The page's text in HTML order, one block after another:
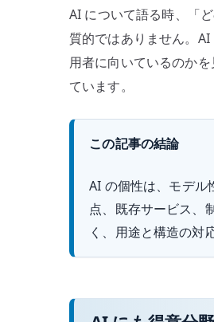
AI について語る時、「
質的ではありません。
用者に向いているのか
ています。
この記事の結論
AI の個性は、モデル
点、既存サービス、
く、用途と構造の対